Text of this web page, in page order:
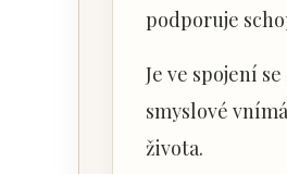
podporuje
Je ve spojení
smyslové
života.